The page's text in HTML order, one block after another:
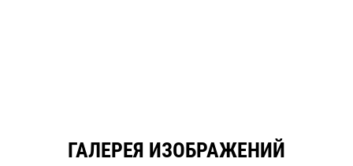
ГАЛЕРЕЯ ИЗОБРАЖЕНИЙ